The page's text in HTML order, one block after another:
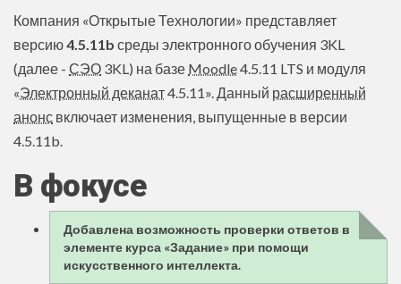
Компания «Открытые Технологии» представляет
версию4.5.11b среды электронного обучения 3KL
(далее - СЭО 3KL) на базе Moodle4.5.11 LTS и модуля
«Электронный деканат4.5.11». Данный расширенный
анонс включает изменения, выпущенные в версии
4.5.11b.
В фокусе
Добавлена возможность проверки ответов в
элементе курса «Задание» при помощи
искусственного интеллекта.